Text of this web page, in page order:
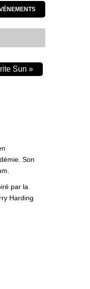
Sun »
Son
par la
Harding